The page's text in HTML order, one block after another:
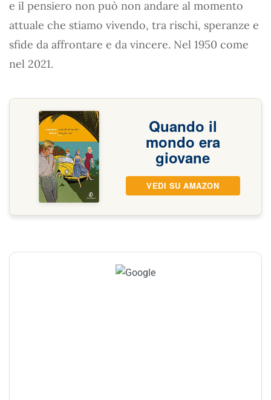
e il pensiero non può non andare al momento
attuale che stiamo vivendo, tra rischi, speranze e
sfide da affrontare e da vincere. Nel 1950 come
nel 2021.
Quando il
mondo era
giovane
VEDI SU AMAZON